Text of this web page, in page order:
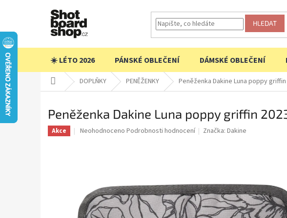
HLEDAT
☀️ LÉTO 2026
PÁNSKÉ OBLEČENÍ DÁMSKÉ OBLEČENÍ
Domů DOPLŇKY PENĚŽENKY Peněženka Dakine Luna poppy
Peněženka Dakine Luna poppy griffin
Akce
Průměrné
hvězdiček.
Neohodnoceno Podrobnosti hodnocení Značka:Dakine